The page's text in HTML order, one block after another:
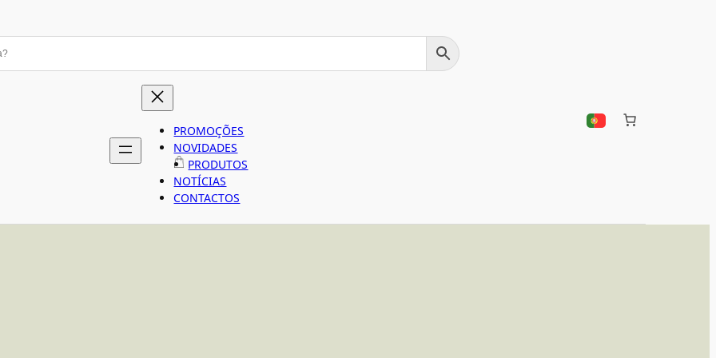
PROMOÇÕES
NOVIDADES
PRODUTOS
NOTÍCIAS
CONTACTOS